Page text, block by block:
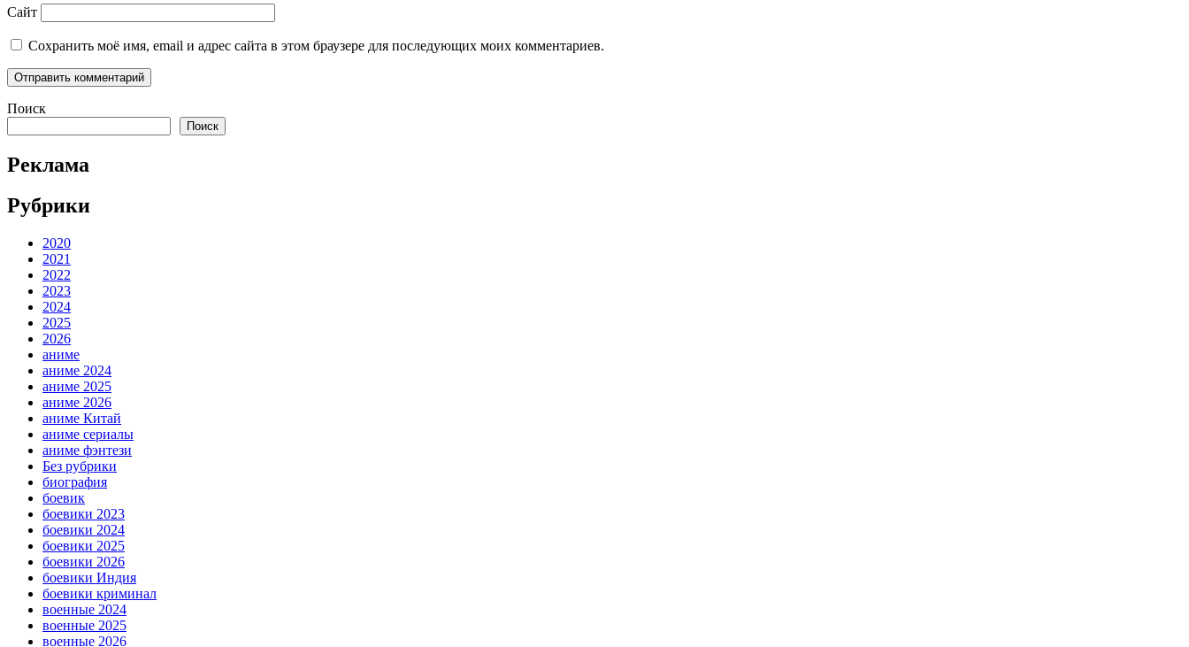
Сайт
Сохранить моё имя, email и адрес сайта в этом браузере для последующих моих комментариев.
Поиск
Поиск
Реклама
Рубрики
2020
2021
2022
2023
2024
2025
2026
аниме
аниме 2024
аниме 2025
аниме 2026
аниме Китай
аниме сериалы
аниме фэнтези
Без рубрики
биография
боевик
боевики 2023
боевики 2024
боевики 2025
боевики 2026
боевики Индия
боевики криминал
военные 2024
военные 2025
военные 2026